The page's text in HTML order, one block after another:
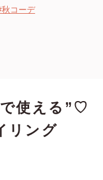
秋コーデ
使える”♡
リング